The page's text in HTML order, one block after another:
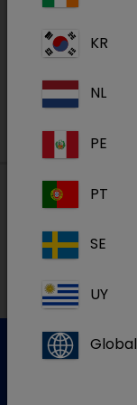
Academy
Nos adresses
KR
NL
PE
PT
SE
UY
Global